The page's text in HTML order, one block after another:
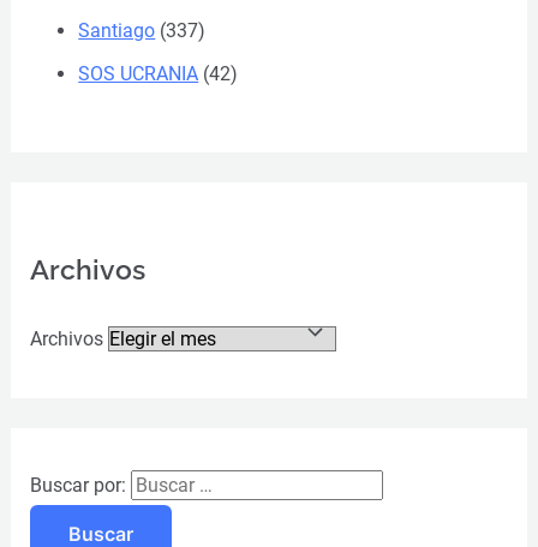
Santiago (337)
SOS UCRANIA (42)
Archivos
Archivos
Buscar por: